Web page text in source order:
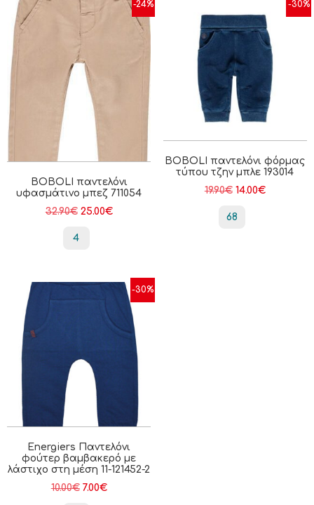
-24%
BOBOLI παντελόνι
υφασμάτινο μπεζ 711054
32.90€ 25.00€
4
-30%
BOBOLI παντελόνι φόρμας
τύπου τζην μπλε 193014
19.90€ 14.00€
68
-30%
Energiers Παντελόνι
φούτερ βαμβακερό με
λάστιχο στη μέση 11-121452-2
10.00€ 7.00€